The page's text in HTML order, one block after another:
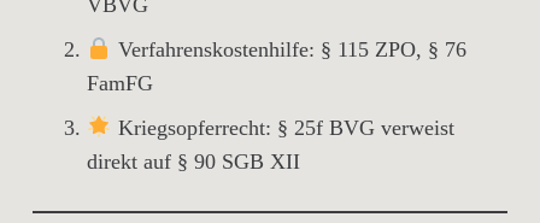
VBVG
Verfahrenskostenhilfe: § 115 ZPO, § 76
FamFG
Kriegsopferrecht: § 25f BVG verweist
direkt auf § 90 SGB XII